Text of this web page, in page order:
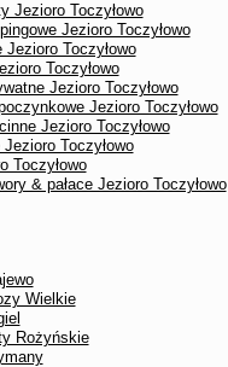
Jezioro Toczyłowo
Jezioro Toczyłowo
Jezioro Toczyłowo
Toczyłowo
Jezioro Toczyłowo
Jezioro Toczyłowo
Jezioro Toczyłowo
Toczyłowo
Toczyłowo
& pałace Jezioro Toczyłowo
Wielkie
Rożyńskie